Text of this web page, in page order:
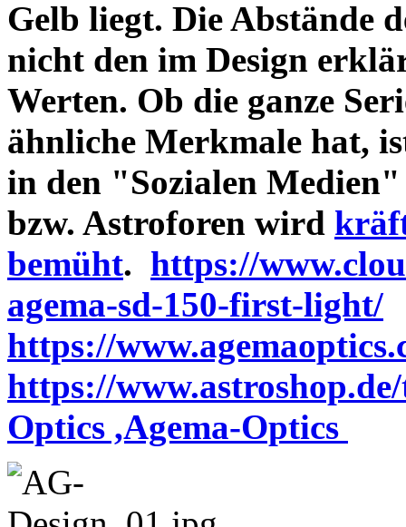
Gelb liegt. Die Abstände
nicht den im Design
Werten. Ob die ganze
ähnliche Merkmale hat,
in den "Sozialen Medien"
bzw. Astroforen wird
bemüht. https://
agema-sd-150-first-light/
https://
https://
Optics ,Agema-Optics